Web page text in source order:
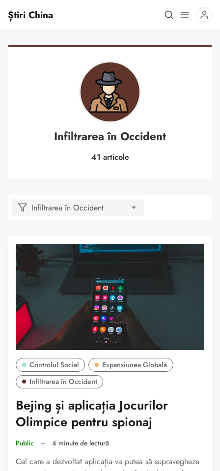
Știri China
Infiltrarea în Occident
41 articole
Controlul Social
Expansiunea Globală
Infiltrarea în Occident
Bejing și aplicația Jocurilor
Olimpice pentru spionaj
Public – 4 minute de lectură
Cel care a dezvoltat aplicația va putea să supravegheze